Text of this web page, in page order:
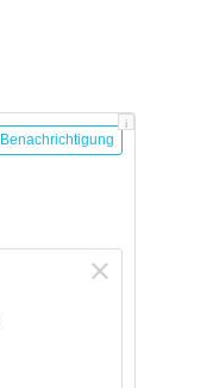
i
Benachrichtigung